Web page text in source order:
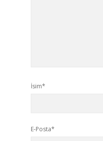
İsim*
E-Posta*